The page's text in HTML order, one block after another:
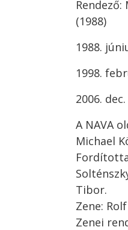
(1988)
1988.
1998.
2006.
A NAVA
Michael
Tibor.
Zene:
Zenei